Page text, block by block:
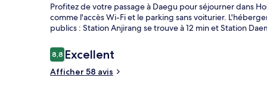
Profitez de votre passage à Daegu pour séjourner dans
comme l'accès Wi-Fi et le parking sans voiturier.
publics : Station Anjirang se trouve à 12 min et Station
Avis
voyageurs
8,88,8 sur 10
Excellent
Afficher 58 avis